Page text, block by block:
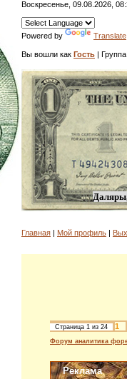
Воскресенье, 09.08.2026,
Powered by Translate
Вы вошли как Гость |
Главная | Мой профиль |
Страница 1 из 24 1
Форум аналитика
Реклама